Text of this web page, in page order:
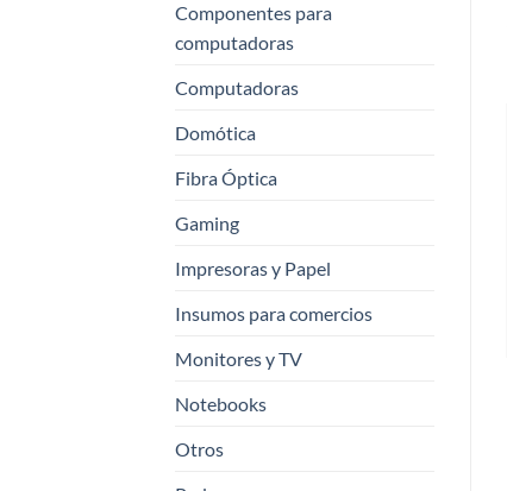
Componentes para
computadoras
Computadoras
Domótica
Fibra Óptica
Gaming
Impresoras y Papel
Insumos para comercios
Monitores y TV
Notebooks
Otros